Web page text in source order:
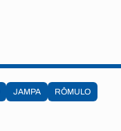
JAMPA RÔMULO